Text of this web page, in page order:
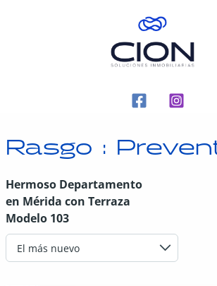
Rasgo :
Hermoso Departamento
en Mérida con Terraza
Modelo 103